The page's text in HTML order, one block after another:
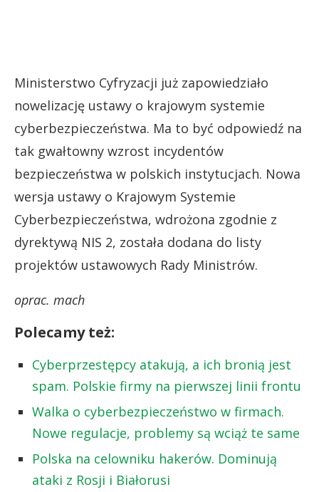
Ministerstwo Cyfryzacji już zapowiedziało
nowelizację ustawy o krajowym systemie
cyberbezpieczeństwa. Ma to być odpowiedź na
tak gwałtowny wzrost incydentów
bezpieczeństwa w polskich instytucjach. Nowa
wersja ustawy o Krajowym Systemie
Cyberbezpieczeństwa, wdrożona zgodnie z
dyrektywą NIS 2, została dodana do listy
projektów ustawowych Rady Ministrów.
oprac. mach
Polecamy też:
Cyberprzestępcy atakują, a ich bronią jest
spam. Polskie firmy na pierwszej linii frontu
Walka o cyberbezpieczeństwo w firmach.
Nowe regulacje, problemy są wciąż te same
Polska na celowniku hakerów. Dominują
ataki z Rosji i Białorusi